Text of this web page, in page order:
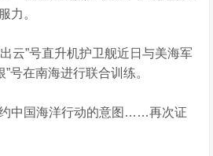
力。
”号直升机护卫舰近日与美海军
号在南海进行联合训练。
国海洋行动的意图……再次证